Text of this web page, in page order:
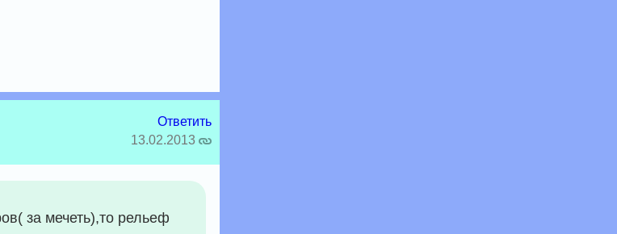
Ответить
13.02.2013
за мечеть),то рельеф